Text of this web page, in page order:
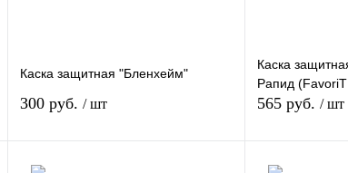
Каска защитная "Бленхейм"
300 руб. / шт
Каска
Рапид
565 руб. / шт